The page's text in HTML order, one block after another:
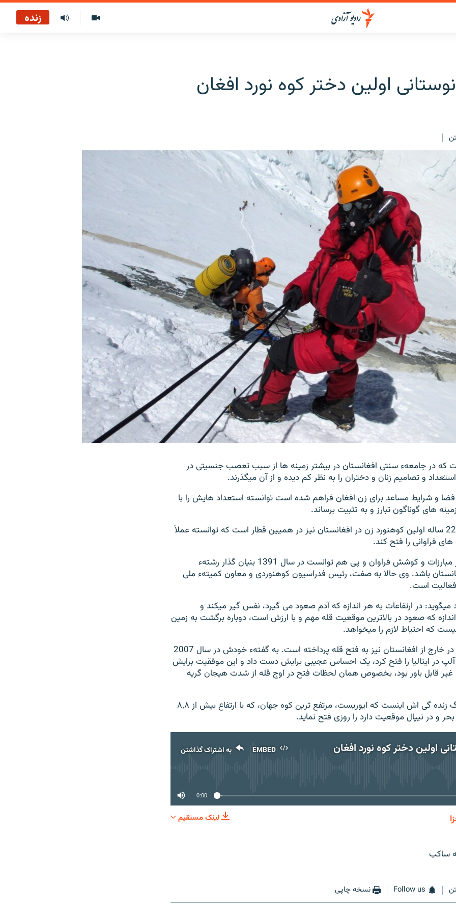
زنده
اولین دختر کوه نورد افغان
در جامعهء سنتی افغانستان در بیشتر زمینه ها از سبب تعصب جنسیتی در
و تصامیم زنان و دختران را به نظر کم دیده و از آن میگذرند.
و شرایط مساعد برای زن افغان فراهم شده است توانسته استعداد هایش را با
های گوناگون تبارز و به تثبیت برساند.
صدیقه نورستانی 22 ساله اولین کوهنورد زن در افغانستان نیز در همیین قطار است که توانسته عملاً
فراوانی را فتح کند.
وی میگوید بعد از مبارزات و کوشش فراوان و پی هم توانست در سال 1391 بنیان گذار رشتهء
باشد. وی حالا به صفت، رئیس فدراسیون کوهنوردی و معاون کمیتهء ملی
است.
میگوید: در ارتفاعات به هر اندازه که آدم صعود می گیرد، نفس گیر میکند و
که صعود در بالاترین موقعیت قله مهم و با ارزش است، دوباره برگشت به زمین
که احتیاط لازم را میخواهد.
صدیقهء کوهنورد در خارج از افغانستان نیز به فتح قله پرداخته است. به گفتهء خودش در سال 2007
در ایتالیا را فتح کرد، يک احساس عجيبى برايش دست داد و اين موفقيت برايش
قابل باور بود، بخصوص همان لحظات فتح در اوج قله از شدت هیجان گریه
یکی از اهداف بزرگ زنده گی اش اینست که ايوريست، مرتفع ترين کوه جهان، که با ارتفاع بيش از ۸٬۸
و در نيپال موقعيت دارد را روزی فتح نماید.
EMBED به اشتراک گذاشتن اولین دختر کوه نورد افغان
به اشتراک گذاشتن
0:00
لینک مستقیم
ساکب
Follow us نسخه چاپی